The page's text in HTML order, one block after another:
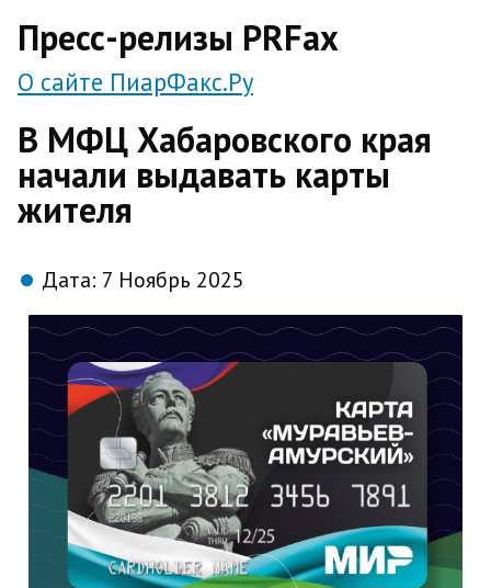
Пресс-релизы PRFax
О сайте ПиарФакс.Ру
В МФЦ Хабаровского края
начали выдавать карты
жителя
Дата: 7 Ноябрь 2025